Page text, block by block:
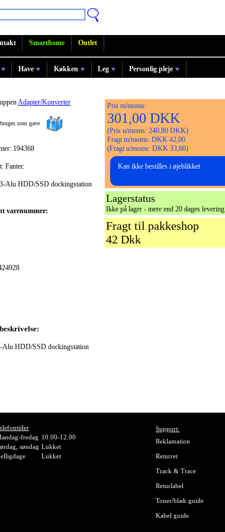
Smarthome Outlet
Have Køkken Leg Personlig pleje
Adapter/Konverter
som gave
194368
Fantec
Alu HDD/SSD dockingstation
varenummer:
Pris m/moms:
301,00 DKK
(Pris u/moms: 240,80 DKK)
Fragt m/moms: DKK 42,00
(Fragt u/moms: DKK 33,60)
Kan ikke bestilles i øjeblikket
Lagerstatus
Ikke på lager - mere end 20 dages levering
Fragt til pakkeshop
42 Dkk
HDD/SSD dockingstation
fredag 10.00-12.00
søndag Lukket
Lukket
Support:
Reklamation
Returret
Track & Trace
Returlabel
Toner/blæk guide
Kabel guide